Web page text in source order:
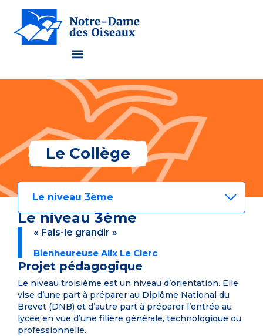
Le Collège
Le Collège
Le niveau 3ème
Le niveau 3ème
« Fais-le grandir »
Bienheureuse Alix Le Clerc
Projet pédagogique
Le niveau troisième est un niveau d’orientation. Elle
vise d’une part à préparer au Diplôme National du
Brevet (DNB) et d’autre part à préparer l’entrée au
lycée en vue d’une filière générale, technologique ou
professionnelle.